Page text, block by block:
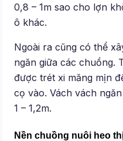
0,8 – 1m sao cho lợn
ô khác.
Ngoài ra cũng có thể
ngăn giữa các chuồng.
được trét xi măng mịn
cọ vào. Vách vách
1 – 1,2m.
Nền chuồng nuôi heo